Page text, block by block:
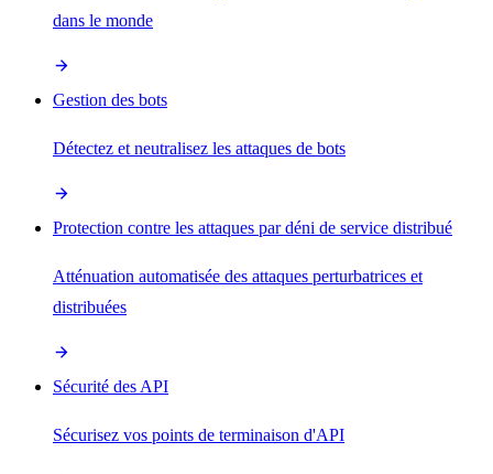
dans le monde
Gestion des bots
Détectez et neutralisez les attaques de bots
Protection contre les attaques par déni de service distribué
Atténuation automatisée des attaques perturbatrices et
distribuées
Sécurité des API
Sécurisez vos points de terminaison d'API